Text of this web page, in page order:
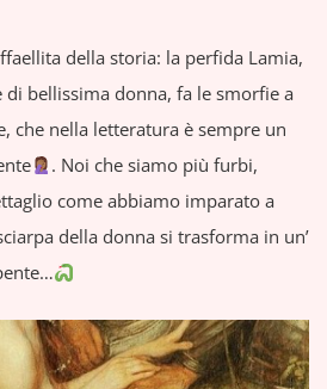
della storia: la perfida Lamia,
bellissima donna, fa le smorfie a
che nella letteratura è sempre un
. Noi che siamo più furbi,
come abbiamo imparato a
della donna si trasforma in un’